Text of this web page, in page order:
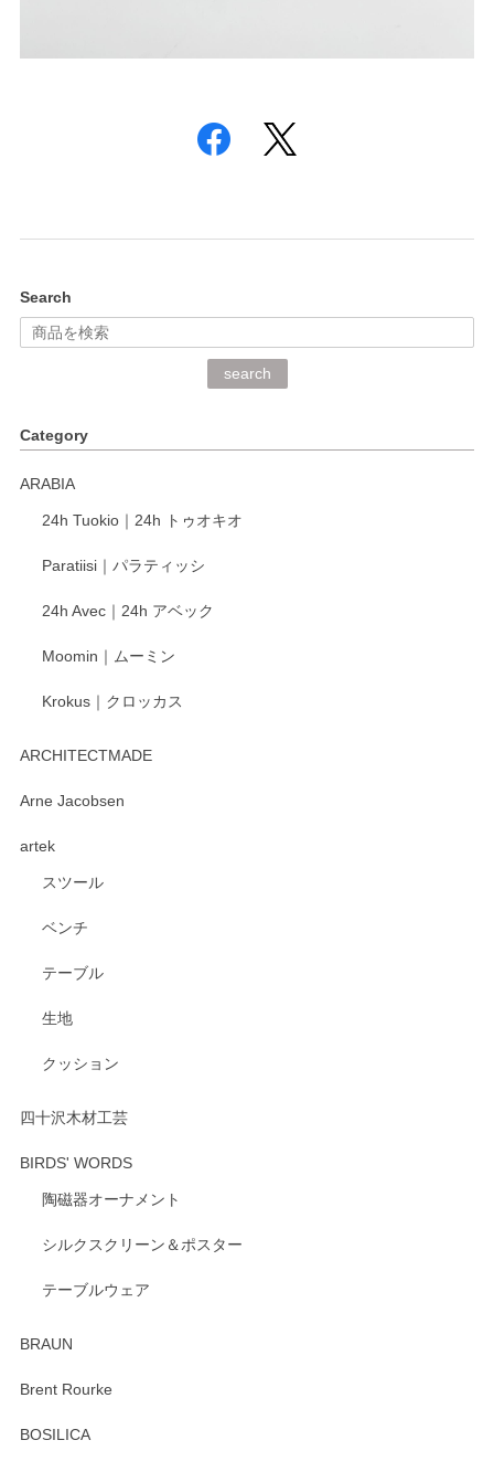
Search
search
Category
ARABIA
24h Tuokio｜24h トゥオキオ
Paratiisi｜パラティッシ
24h Avec｜24h アベック
Moomin｜ムーミン
Krokus｜クロッカス
ARCHITECTMADE
Arne Jacobsen
artek
スツール
ベンチ
テーブル
生地
クッション
四十沢木材工芸
BIRDS' WORDS
陶磁器オーナメント
シルクスクリーン＆ポスター
テーブルウェア
BRAUN
Brent Rourke
BOSILICA